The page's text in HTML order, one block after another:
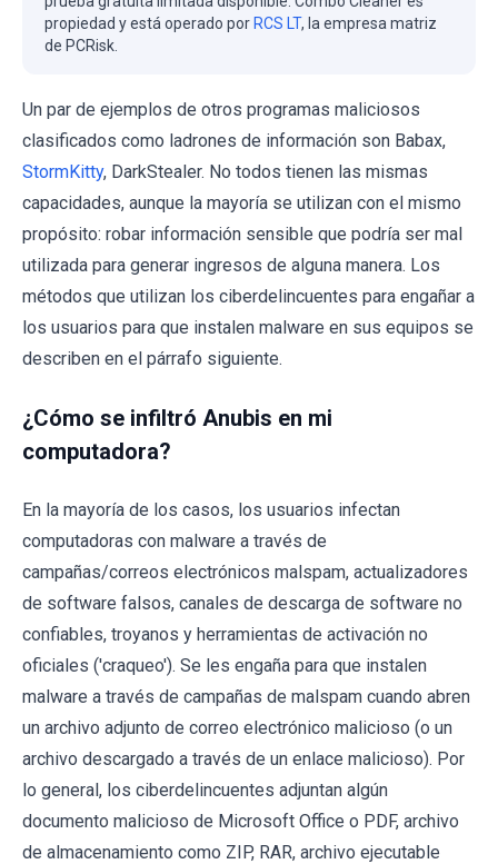
propiedad y está operado por RCS LT, la empresa matriz
de PCRisk.
Un par de ejemplos de otros programas maliciosos
clasificados como ladrones de información son Babax,
StormKitty, DarkStealer. No todos tienen las mismas
capacidades, aunque la mayoría se utilizan con el mismo
propósito: robar información sensible que podría ser mal
utilizada para generar ingresos de alguna manera. Los
métodos que utilizan los ciberdelincuentes para engañar a
los usuarios para que instalen malware en sus equipos se
describen en el párrafo siguiente.
¿Cómo se infiltró Anubis en mi
computadora?
En la mayoría de los casos, los usuarios infectan
computadoras con malware a través de
campañas/correos electrónicos malspam, actualizadores
de software falsos, canales de descarga de software no
confiables, troyanos y herramientas de activación no
oficiales ('craqueo'). Se les engaña para que instalen
malware a través de campañas de malspam cuando abren
un archivo adjunto de correo electrónico malicioso (o un
archivo descargado a través de un enlace malicioso). Por
lo general, los ciberdelincuentes adjuntan algún
documento malicioso de Microsoft Office o PDF, archivo
de almacenamiento como ZIP, RAR, archivo ejecutable